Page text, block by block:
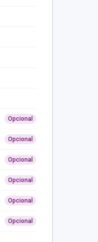
Opcional
Opcional
Opcional
Opcional
Opcional
Opcional